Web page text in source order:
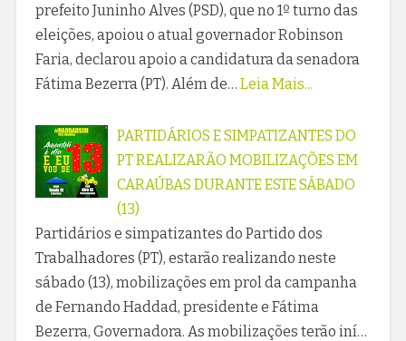
prefeito Juninho Alves (PSD), que no 1º turno das
eleições, apoiou o atual governador Robinson
Faria, declarou apoio a candidatura da senadora
Fátima Bezerra (PT). Além de… Leia Mais...
PARTIDÁRIOS E SIMPATIZANTES DO
PT REALIZARÃO MOBILIZAÇÕES EM
CARAÚBAS DURANTE ESTE SÁBADO
(13)
Partidários e simpatizantes do Partido dos
Trabalhadores (PT), estarão realizando neste
sábado (13), mobilizações em prol da campanha
de Fernando Haddad, presidente e Fátima
Bezerra, Governadora. As mobilizações terão iní…